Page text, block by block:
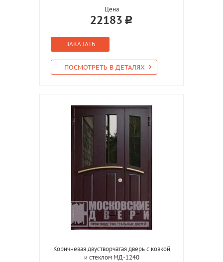
Цена
22183
ЗАКАЗАТЬ
ПОСМОТРЕТЬ В ДЕТАЛЯХ
Коричневая двустворчатая дверь с ковкой
и стеклом МД-1240